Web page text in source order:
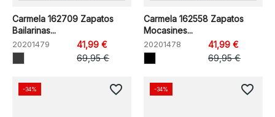
Carmela 162709 Zapatos
Bailarinas...
20201479
41,99 €
69,95 €
Carmela 162558 Zapatos
Mocasines...
20201478
41,99 €
69,95 €
-34% favorite_border -34% favorite_border